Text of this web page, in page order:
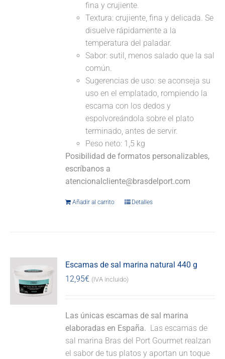
fina y crujiente.
Textura: crujiente, fina y delicada. Se
disuelve rápidamente a la
temperatura del paladar.
Sabor: sutil, menos salado que la sal
común.
Sugerencias de uso: se aconseja su
uso en el emplatado, rompiendo la
escama con los dedos y
espolvoreándola sobre el plato
terminado, antes de servir.
Peso neto: 1,5 kg
Posibilidad de formatos personalizables,
escríbanos a
atencionalcliente@brasdelport.com
Añadir al carrito Detalles
Escamas de sal marina natural 440 g
12,95€ (IVA incluido)
Las únicas escamas de sal marina
elaboradas en España. Las escamas de
sal marina Bras del Port Gourmet realzan
el sabor de tus platos y aportan un toque